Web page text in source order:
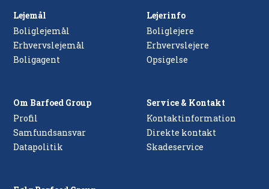
Lejemål
Boliglejemål
Erhvervslejemål
Boligagent
Lejerinfo
Boliglejere
Erhvervslejere
Opsigelse
Om Barfoed Group
Profil
Samfundsansvar
Datapolitik
Service & Kontakt
Kontaktinformation
Direkte kontakt
Skadeservice